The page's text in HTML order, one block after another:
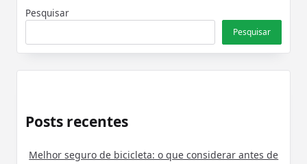
Pesquisar
Pesquisar
Posts recentes
Melhor seguro de bicicleta: o que considerar antes de